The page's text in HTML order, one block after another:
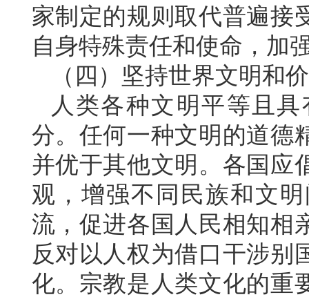
家制定的规则取代普遍接
自身特殊责任和使命，加
（四）坚持世界文明和
人类各种文明平等且
分。任何一种文明的道德
并优于其他文明。各国应
观，增强不同民族和文
流，促进各国人民相知相
反对以人权为借口干涉别
化。宗教是人类文化的重